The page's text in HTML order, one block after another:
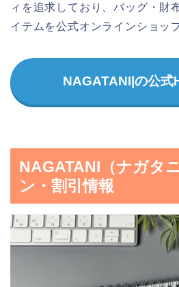
ィを追求しており、バッグ・財
イテムを公式オンラインショッ
NAGATANI|の公式
NAGATANI（ナガタ
ン・割引情報